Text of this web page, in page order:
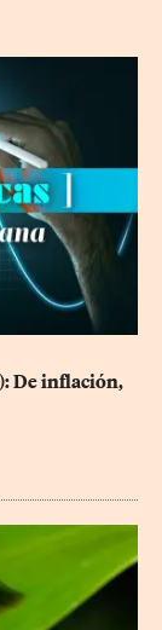
De inflación,